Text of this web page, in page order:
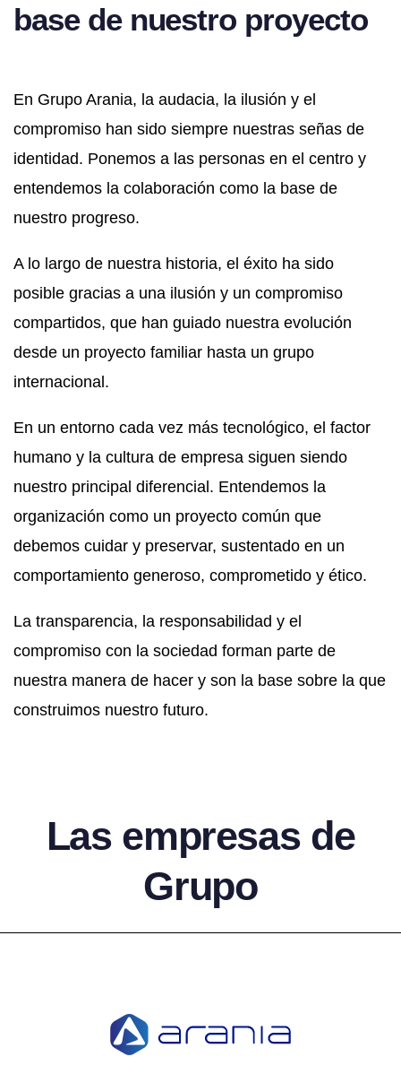
base de nuestro proyecto
En Grupo Arania, la audacia, la ilusión y el
compromiso han sido siempre nuestras señas de
identidad. Ponemos a las personas en el centro y
entendemos la colaboración como la base de
nuestro progreso.
A lo largo de nuestra historia, el éxito ha sido
posible gracias a una ilusión y un compromiso
compartidos, que han guiado nuestra evolución
desde un proyecto familiar hasta un grupo
internacional.
En un entorno cada vez más tecnológico, el factor
humano y la cultura de empresa siguen siendo
nuestro principal diferencial. Entendemos la
organización como un proyecto común que
debemos cuidar y preservar, sustentado en un
comportamiento generoso, comprometido y ético.
La transparencia, la responsabilidad y el
compromiso con la sociedad forman parte de
nuestra manera de hacer y son la base sobre la que
construimos nuestro futuro.
Las empresas de
Grupo